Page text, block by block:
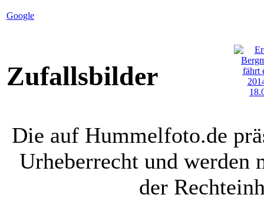
Google
Zufallsbilder
Die auf Hummelfoto.de
Urheberrecht und werden
der